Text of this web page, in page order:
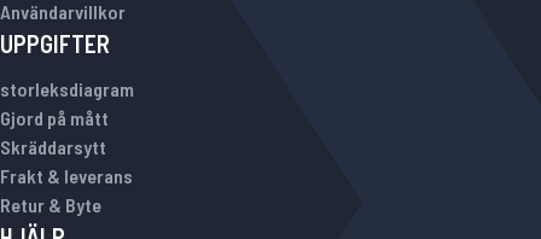
Användarvillkor
UPPGIFTER
storleksdiagram
Gjord på mått
Skräddarsytt
Frakt & leverans
Retur & Byte